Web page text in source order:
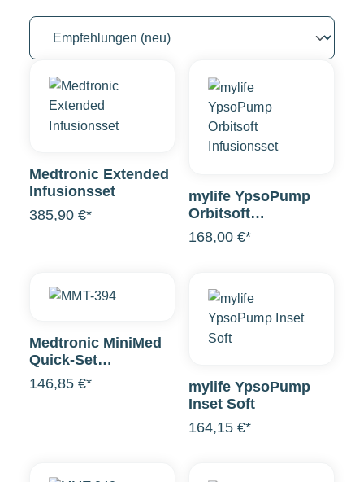
Medtronic Extended
Infusionsset
385,90 €*
mylife YpsoPump
Orbitsoft
Infusionsset
168,00 €*
Medtronic MiniMed
Quick-Set
Infusionsset
146,85 €*
mylife YpsoPump
Inset Soft
164,15 €*